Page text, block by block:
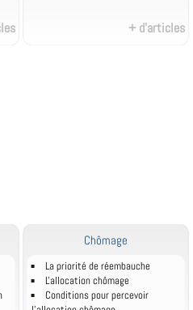
+ d'articles
Chômage
La priorité de réembauche
L'allocation chômage
Conditions pour percevoir